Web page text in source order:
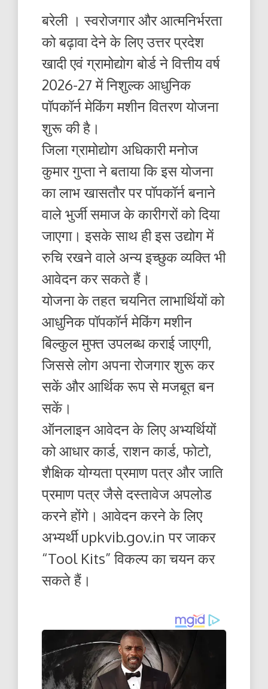
बरेली । स्वरोजगार और आत्मनिर्भरता
को बढ़ावा देने के लिए उत्तर प्रदेश
खादी एवं ग्रामोद्योग बोर्ड ने वित्तीय वर्ष
2026-27 में निशुल्क आधुनिक
पॉपकॉर्न मेकिंग मशीन वितरण योजना
शुरू की है।
जिला ग्रामोद्योग अधिकारी मनोज
कुमार गुप्ता ने बताया कि इस योजना
का लाभ खासतौर पर पॉपकॉर्न बनाने
वाले भुर्जी समाज के कारीगरों को दिया
जाएगा। इसके साथ ही इस उद्योग में
रुचि रखने वाले अन्य इच्छुक व्यक्ति भी
आवेदन कर सकते हैं।
योजना के तहत चयनित लाभार्थियों को
आधुनिक पॉपकॉर्न मेकिंग मशीन
बिल्कुल मुफ्त उपलब्ध कराई जाएगी,
जिससे लोग अपना रोजगार शुरू कर
सकें और आर्थिक रूप से मजबूत बन
सकें।
ऑनलाइन आवेदन के लिए अभ्यर्थियों
को आधार कार्ड, राशन कार्ड, फोटो,
शैक्षिक योग्यता प्रमाण पत्र और जाति
प्रमाण पत्र जैसे दस्तावेज अपलोड
करने होंगे। आवेदन करने के लिए
अभ्यर्थी upkvib.gov.in पर जाकर
“Tool Kits” विकल्प का चयन कर
सकते हैं।